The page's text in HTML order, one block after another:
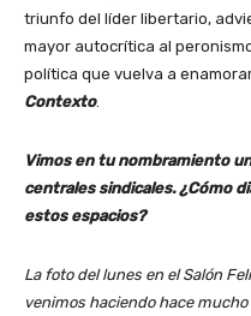
triunfo del líder libertario,
mayor autocrítica al
política que vuelva a
Contexto.
Vimos en tu nombramiento
centrales sindicales. ¿Cómo
estos espacios?
La foto del lunes en el Salón
venimos haciendo hace